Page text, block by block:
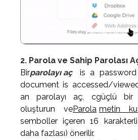
2. Parola ve Sahip Parolası
Birparolayı aç
is a
document is accessed/
an parolayı aç, cgüçlü bir
oluşturun veParola metin
semboller içeren 16
daha fazlası) önerilir.